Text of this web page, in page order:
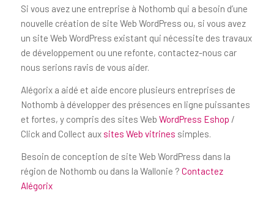
Si vous avez une entreprise à Nothomb qui a besoin d’une
nouvelle création de site Web WordPress ou, si vous avez
un site Web WordPress existant qui nécessite des travaux
de développement ou une refonte, contactez-nous car
nous serions ravis de vous aider.
Alégorix a aidé et aide encore plusieurs entreprises de
Nothomb à développer des présences en ligne puissantes
et fortes, y compris des sites Web WordPress Eshop /
Click and Collect aux sites Web vitrines simples.
Besoin de conception de site Web WordPress dans la
région de Nothomb ou dans la Wallonie ? Contactez
Alégorix